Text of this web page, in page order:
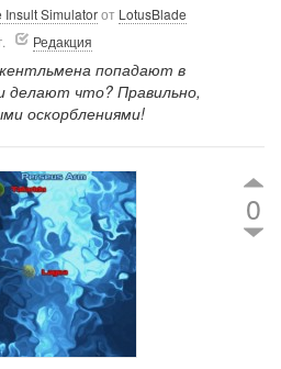
Insult Simulatorот LotusBlade
Редакция
попадают в
делают что? Правильно,
оскорблениями!
0